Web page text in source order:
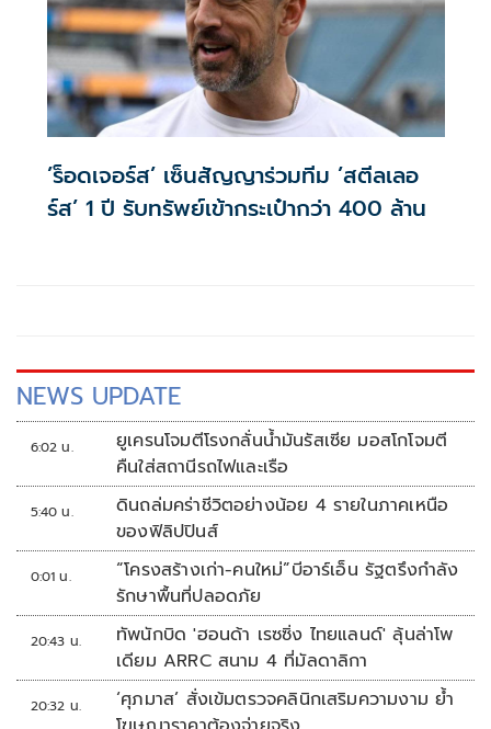
’ร็อดเจอร์ส’ เซ็นสัญญาร่วมทีม ’สตีลเลอ
ร์ส’ 1 ปี รับทรัพย์เข้ากระเป๋ากว่า 400 ล้าน
NEWS UPDATE
6:02 น.
ยูเครนโจมตีโรงกลั่นน้ำมันรัสเซีย มอสโกโจมตี
คืนใส่สถานีรถไฟและเรือ
5:40 น.
ดินถล่มคร่าชีวิตอย่างน้อย 4 รายในภาคเหนือ
ของฟิลิปปินส์
0:01 น.
“โครงสร้างเก่า-คนใหม่”บีอาร์เอ็น รัฐตรึงกำลัง
รักษาพื้นที่ปลอดภัย
20:43 น.
ทัพนักบิด 'ฮอนด้า เรซซิ่ง ไทยแลนด์' ลุ้นล่าโพ
เดียม ARRC สนาม 4 ที่มัลดาลิกา
20:32 น.
‘ศุภมาส’ สั่งเข้มตรวจคลินิกเสริมความงาม ย้ำ